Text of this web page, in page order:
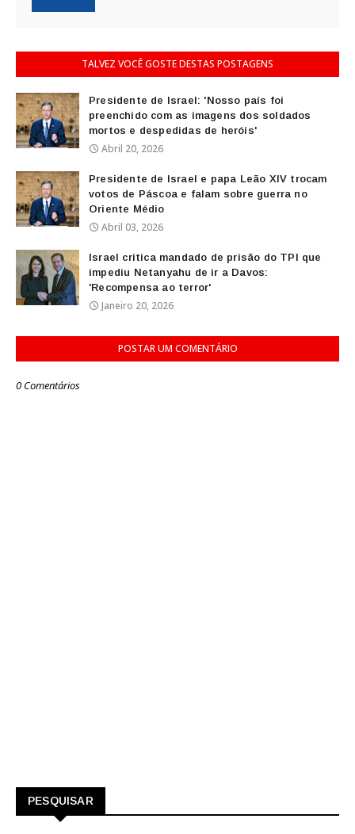
TALVEZ VOCÊ GOSTE DESTAS POSTAGENS
Presidente de Israel: 'Nosso país foi
preenchido com as imagens dos soldados
mortos e despedidas de heróis'
Abril 20, 2026
Presidente de Israel e papa Leão XIV trocam
votos de Páscoa e falam sobre guerra no
Oriente Médio
Abril 03, 2026
Israel critica mandado de prisão do TPI que
impediu Netanyahu de ir a Davos:
'Recompensa ao terror'
Janeiro 20, 2026
POSTAR UM COMENTÁRIO
0 Comentários
PESQUISAR